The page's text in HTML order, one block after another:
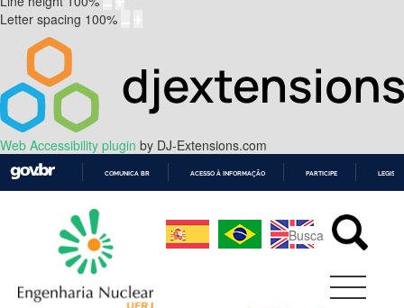
Letter spacing 100%
Web Accessibility plugin by DJ-Extensions.com
CONTEÚDO
COMUNICA BR ACESSO À INFORMAÇÃO PARTICIPE